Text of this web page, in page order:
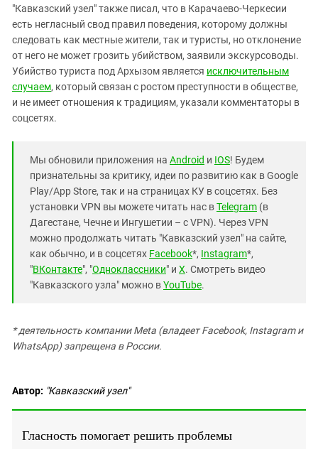
"Кавказский узел" также писал, что в Карачаево-Черкесии
есть негласный свод правил поведения, которому должны
следовать как местные жители, так и туристы, но отклонение
от него не может грозить убийством, заявили экскурсоводы.
Убийство туриста под Архызом является исключительным
случаем, который связан с ростом преступности в обществе,
и не имеет отношения к традициям, указали комментаторы в
соцсетях.
Мы обновили приложения на Android и IOS! Будем
признательны за критику, идеи по развитию как в Google
Play/App Store, так и на страницах КУ в соцсетях. Без
установки VPN вы можете читать нас вTelegram (в
Дагестане, Чечне и Ингушетии – с VPN). Через VPN
можно продолжать читать "Кавказский узел" на сайте,
как обычно, и в соцсетях Facebook*, Instagram*,
"ВКонтакте", "Одноклассники" и X. Смотреть видео
"Кавказского узла" можно вYouTube.
* деятельность компании Meta (владеет Facebook, Instagram и
WhatsApp) запрещена в России.
Автор: "Кавказский узел"
Гласность помогает решить проблемы